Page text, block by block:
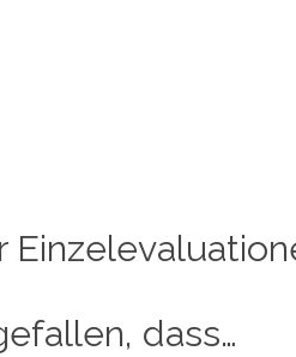
dass…